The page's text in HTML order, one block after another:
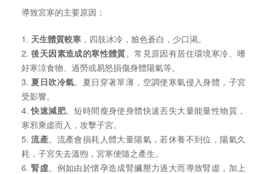
導致宮寒的主要原因：
1. 天生體質較寒，四肢冰冷，臉色蒼白，少口渴。
2.後天因素造成的寒性體質。常見原因有居住環境寒冷、嗜
好寒涼食物、過勞或易怒損傷身體陽氣等。
3.夏日吹冷氣。夏日穿著單薄，空調使寒氣侵入身體，子宮
受影響。
4. 快速減肥。短時間瘦身使身體快速丟失大量能量性物質，
寒邪乘虛而入，攻擊子宮。
5.流產。流產會損耗人體大量陽氣，若休養不到位，陽氣久
耗，子宮失去溫煦，宮寒便隨之產生。
6.腎虛。例如由於懷孕造成腎臟壓力過大而導致腎虛，加上